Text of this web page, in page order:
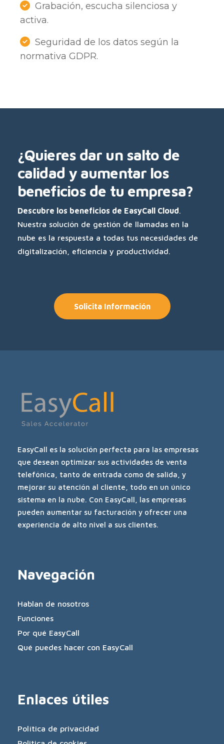
Grabación, escucha silenciosa y
activa.
Seguridad de los datos según la
normativa GDPR.
¿Quieres dar un salto de
calidad y aumentar los
beneficios de tu empresa?
Descubre los beneficios de EasyCall Cloud.
Nuestra solución de gestión de llamadas en la
nube es la respuesta a todas tus necesidades de
digitalización, eficiencia y productividad.
Solicita Información
EasyCall es la solución perfecta para las empresas
que desean optimizar sus actividades de venta
telefónica, tanto de entrada como de salida, y
mejorar su atención al cliente, todo en un único
sistema en la nube. Con EasyCall, las empresas
pueden aumentar su facturación y ofrecer una
experiencia de alto nivel a sus clientes.
Navegación
Hablan de nosotros
Funciones
Por qué EasyCall
Qué puedes hacer con EasyCall
Enlaces útiles
Política de privacidad